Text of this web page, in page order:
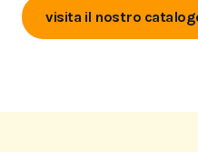
visita il nostro